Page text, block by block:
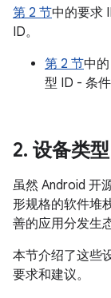
第 2 节中的要求
ID。
第 2 节中
型 ID - 条
2. 设备类型
虽然 Android 开
形规格的软件堆
善的应用分发生
本节介绍了这些
要求和建议。